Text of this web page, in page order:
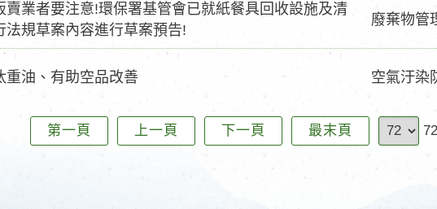
賣業者要注意!環保署基管會已就紙餐具回收設施及清
法規草案內容進行草案預告!
廢棄物管
重油、有助空品改善 空氣汙染
第一頁 上一頁 下一頁 最末頁